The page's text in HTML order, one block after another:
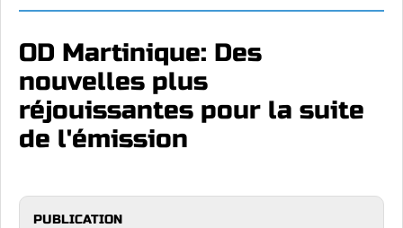
OD Martinique: Des
nouvelles plus
réjouissantes pour la suite
de l'émission
PUBLICATION